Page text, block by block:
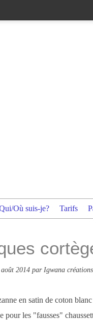
Où suis-je? Tarifs
2014 par Igwana créations
en satin de coton
pour les "fausses"